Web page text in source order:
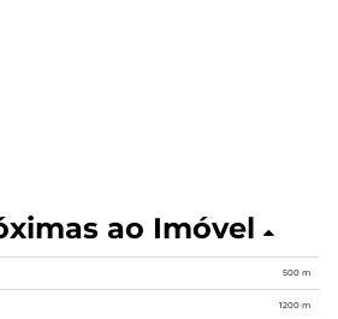
ao Imóvel
500 m
1200 m